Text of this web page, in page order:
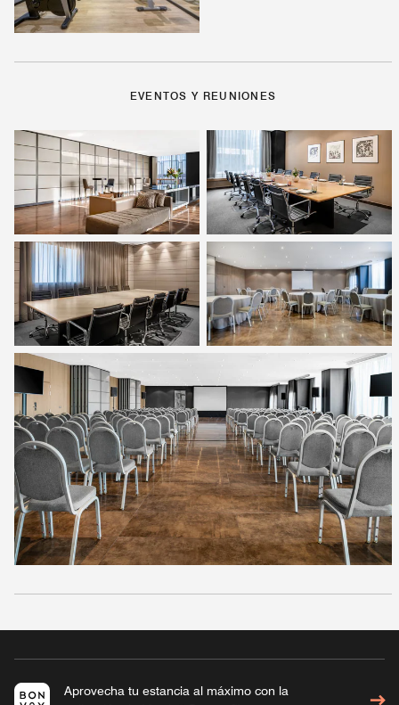
EVENTOS Y REUNIONES
Aprovecha tu estancia al máximo con la